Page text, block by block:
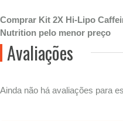
Comprar Kit 2X Hi-Lipo
Nutrition pelo menor preço
Avaliações
Ainda não há avaliações para